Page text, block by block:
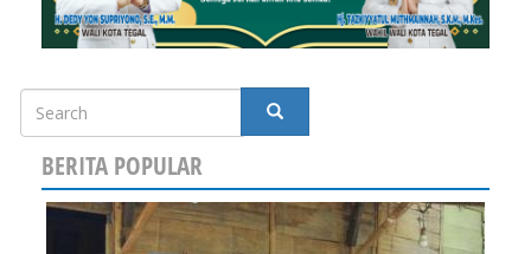
Search
SEARCH
BERITA POPULAR